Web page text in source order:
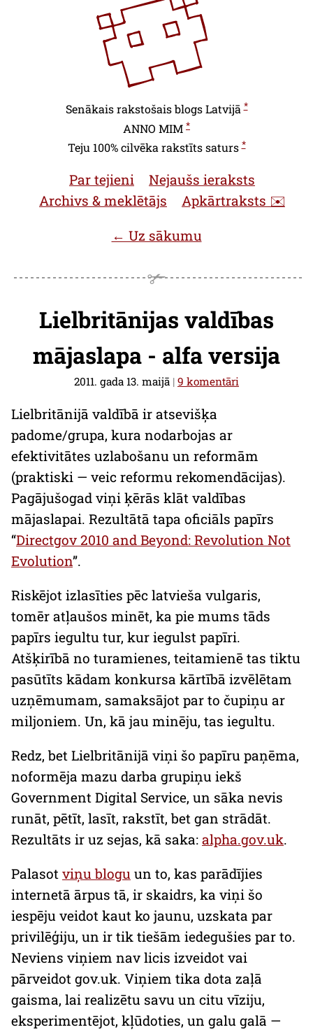
Senākais rakstošais blogs Latvijā*
ANNO MIM *
Teju 100% cilvēka rakstīts saturs*
Par tejieni
Nejaušs ieraksts
Archivs & meklētājs
Apkārtraksts ✉️
← Uz sākumu
Lielbritānijas valdības
mājaslapa - alfa versija
2011. gada 13. maijā | 9 komentāri
Lielbritānijā valdībā ir atsevišķa
padome/grupa, kura nodarbojas ar
efektivitātes uzlabošanu un reformām
(praktiski — veic reformu rekomendācijas).
Pagājušogad viņi ķērās klāt valdības
mājaslapai. Rezultātā tapa oficiāls papīrs
“Directgov 2010 and Beyond: Revolution Not
Evolution”.
Riskējot izlasīties pēc latvieša vulgaris,
tomēr atļaušos minēt, ka pie mums tāds
papīrs iegultu tur, kur iegulst papīri.
Atšķirībā no turamienes, teitamienē tas tiktu
pasūtīts kādam konkursa kārtībā izvēlētam
uzņēmumam, samaksājot par to čupiņu ar
miljoniem. Un, kā jau minēju, tas iegultu.
Redz, bet Lielbritānijā viņi šo papīru paņēma,
noformēja mazu darba grupiņu iekš
Government Digital Service, un sāka nevis
runāt, pētīt, lasīt, rakstīt, bet gan strādāt.
Rezultāts ir uz sejas, kā saka: alpha.gov.uk.
Palasot viņu blogu un to, kas parādījies
internetā ārpus tā, ir skaidrs, ka viņi šo
iespēju veidot kaut ko jaunu, uzskata par
privilēģiju, un ir tik tiešām iedegušies par to.
Neviens viņiem nav licis izveidot vai
pārveidot gov.uk. Viņiem tika dota zaļā
gaisma, lai realizētu savu un citu vīziju,
eksperimentējot, kļūdoties, un galu galā —